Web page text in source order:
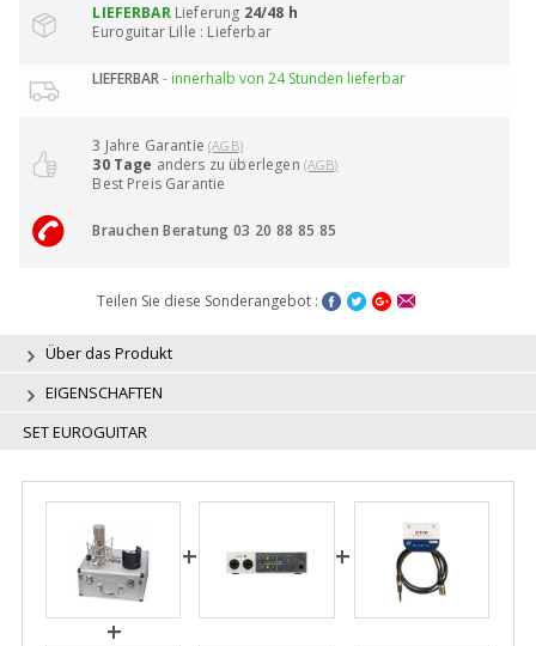
LIEFERBARLieferung 24/48 h
Euroguitar Lille : Lieferbar
LIEFERBAR- innerhalb von 24 Stunden lieferbar
3 Jahre Garantie(AGB)
30 Tage anders zu überlegen (AGB)
Best Preis Garantie
Brauchen Beratung 03 20 88 85 85
Teilen Sie diese Sonderangebot :
Über das Produkt
EIGENSCHAFTEN
SET EUROGUITAR